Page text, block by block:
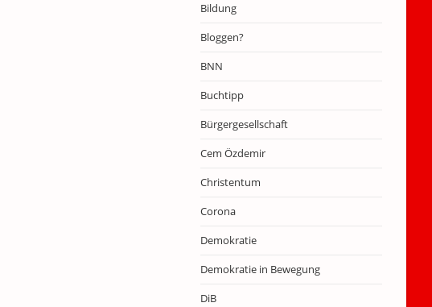
Bildung
Bloggen?
BNN
Buchtipp
Bürgergesellschaft
Cem Özdemir
Christentum
Corona
Demokratie
Demokratie in Bewegung
DiB